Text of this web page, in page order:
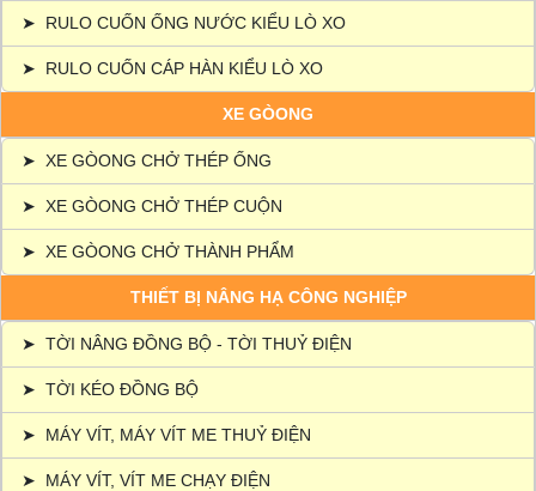
➤ RULO CUỐN ỐNG NƯỚC KIỂU LÒ XO
➤ RULO CUỐN CÁP HÀN KIỂU LÒ XO
XE GÒONG
➤ XE GÒONG CHỞ THÉP ỐNG
➤ XE GÒONG CHỞ THÉP CUỘN
➤ XE GÒONG CHỞ THÀNH PHẨM
THIẾT BỊ NÂNG HẠ CÔNG NGHIỆP
➤ TỜI NÂNG ĐỒNG BỘ - TỜI THUỶ ĐIỆN
➤ TỜI KÉO ĐỒNG BỘ
➤ MÁY VÍT, MÁY VÍT ME THUỶ ĐIỆN
➤ MÁY VÍT, VÍT ME CHẠY ĐIỆN